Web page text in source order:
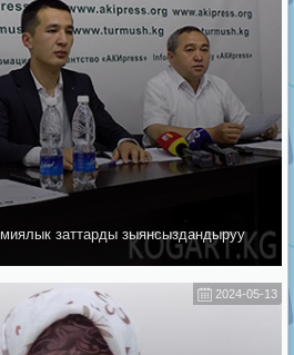
заттарды зыянсыздандыруу
2024-05-13